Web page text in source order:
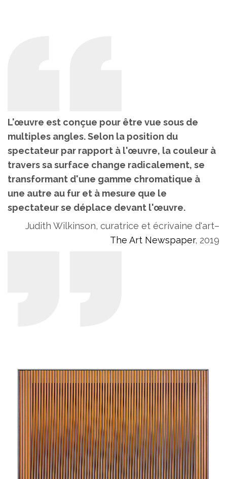
L'œuvre est conçue pour être vue sous de
multiples angles. Selon la position du
spectateur par rapport à l'œuvre, la couleur à
travers sa surface change radicalement, se
transformant d'une gamme chromatique à
une autre au fur et à mesure que le
spectateur se déplace devant l'œuvre.
Judith Wilkinson, curatrice et écrivaine d'art–
The Art Newspaper, 2019